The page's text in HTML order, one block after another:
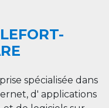
spécialisée dans
d' applications